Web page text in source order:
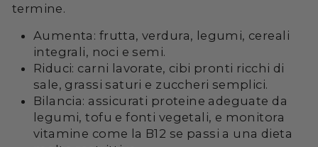
termine.
Aumenta: frutta, verdura, legumi, cereali
integrali, noci e semi.
Riduci: carni lavorate, cibi pronti ricchi di
sale, grassi saturi e zuccheri semplici.
Bilancia: assicurati proteine adeguate da
legumi, tofu e fonti vegetali, e monitora
vitamine come la B12 se passi a una dieta